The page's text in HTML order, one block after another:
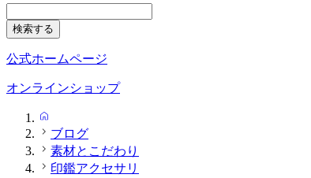
公式ホームページ
オンラインショップ
ブログ
素材とこだわり
印鑑アクセサリ